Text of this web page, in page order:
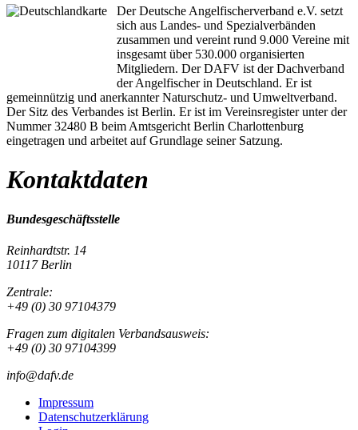
Der Deutsche Angelfischerverband e.V. setzt
sich aus Landes- und Spezialverbänden
zusammen und vereint rund 9.000 Vereine mit
insgesamt über 530.000 organisierten
Mitgliedern. Der DAFV ist der Dachverband
der Angelfischer in Deutschland. Er ist
gemeinnützig und anerkannter Naturschutz- und Umweltverband.
Der Sitz des Verbandes ist Berlin. Er ist im Vereinsregister unter der
Nummer 32480 B beim Amtsgericht Berlin Charlottenburg
eingetragen und arbeitet auf Grundlage seiner Satzung.
Kontaktdaten
Bundesgeschäftsstelle
Reinhardtstr. 14
10117 Berlin
Zentrale:
+49 (0) 30 97104379
Fragen zum digitalen Verbandsausweis:
+49 (0) 30 97104399
info@dafv.de
Impressum
Datenschutzerklärung